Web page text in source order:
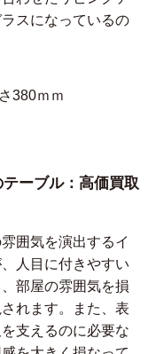
スになっているの
380ｍｍ
ーブル：高価買取
囲気を演出するイ
人目に付きやすい
部屋の雰囲気を損
れます。また、表
支えるのに必要な